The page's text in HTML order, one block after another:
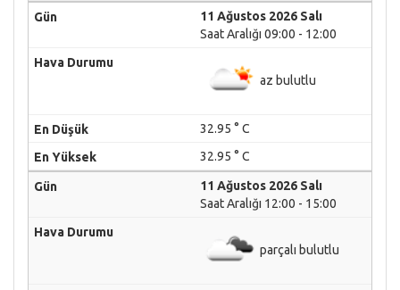
11 Ağustos 2026 Salı
Saat Aralığı 09:00 - 12:00
az bulutlu
32.95 ° C
32.95 ° C
11 Ağustos 2026 Salı
Saat Aralığı 12:00 - 15:00
parçalı bulutlu